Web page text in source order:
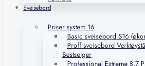
Sveisebord
Priser system 16
Basic sveisebord S16
Proff sveisebord
Bestselger
Professional Extreme 8.7